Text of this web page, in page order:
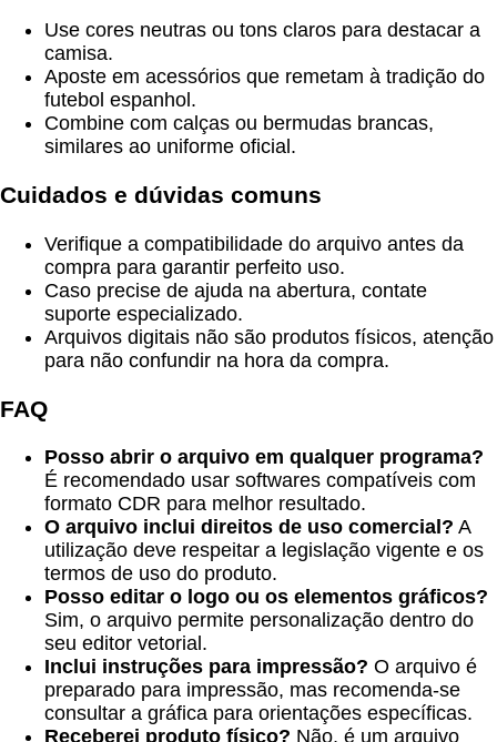
Use cores neutras ou tons claros para destacar a
camisa.
Aposte em acessórios que remetam à tradição do
futebol espanhol.
Combine com calças ou bermudas brancas,
similares ao uniforme oficial.
Cuidados e dúvidas comuns
Verifique a compatibilidade do arquivo antes da
compra para garantir perfeito uso.
Caso precise de ajuda na abertura, contate
suporte especializado.
Arquivos digitais não são produtos físicos, atenção
para não confundir na hora da compra.
FAQ
Posso abrir o arquivo em qualquer programa?
É recomendado usar softwares compatíveis com
formato CDR para melhor resultado.
O arquivo inclui direitos de uso comercial? A
utilização deve respeitar a legislação vigente e os
termos de uso do produto.
Posso editar o logo ou os elementos gráficos?
Sim, o arquivo permite personalização dentro do
seu editor vetorial.
Inclui instruções para impressão? O arquivo é
preparado para impressão, mas recomenda-se
consultar a gráfica para orientações específicas.
Receberei produto físico? Não, é um arquivo